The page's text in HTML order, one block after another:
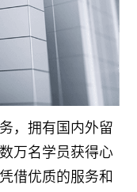
，拥有国内外留
万名学员获得心
借优质的服务和